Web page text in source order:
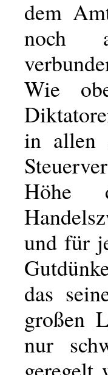
dem
noch
Wie
in allen
Höhe
und für
das
großen
nur